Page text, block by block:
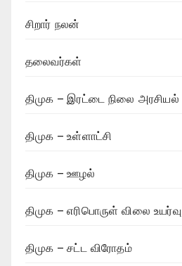
சிறார் நலன்
தலைவர்கள்
திமுக – இரட்டை நிலை அரசியல்
திமுக – உள்ளாட்சி
திமுக – ஊழல்
திமுக – எரிபொருள் விலை உயர்வு
திமுக – சட்ட விரோதம்